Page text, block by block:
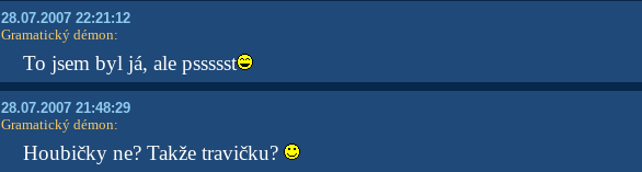
28.07.2007 22:21:12
Gramatický démon:
To jsem byl já, ale pssssst
28.07.2007 21:48:29
Gramatický démon:
Houbičky ne? Takže travičku?